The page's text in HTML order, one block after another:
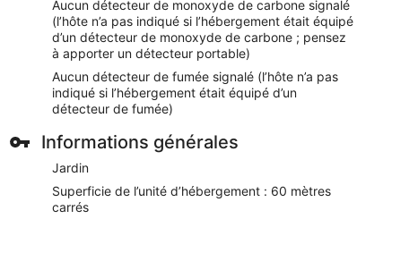
Aucun détecteur de monoxyde de carbone signalé
(l’hôte n’a pas indiqué si l’hébergement était équipé
d’un détecteur de monoxyde de carbone ; pensez
à apporter un détecteur portable)
Aucun détecteur de fumée signalé (l’hôte n’a pas
indiqué si l’hébergement était équipé d’un
détecteur de fumée)
Informations générales
Jardin
Superficie de l’unité d’hébergement : 60 mètres
carrés